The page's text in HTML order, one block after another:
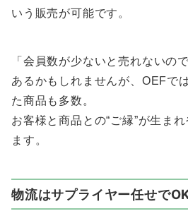
いう販売が可能です。
「会員数が少ないと売れないの
あるかもしれませんが、OEFで
た商品も多数。
お客様と商品との“ご縁”が生ま
ます。
物流はサプライヤー任せで